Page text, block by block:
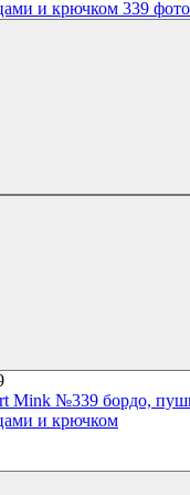
Mink №339 бордо,
и крючком